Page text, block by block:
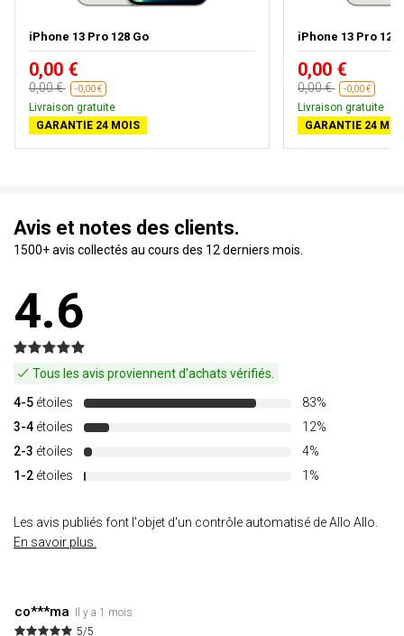
iPhone 13 Pro 128 Go
0,00 €
0,00 € -0,00 €
Livraison gratuite
GARANTIE 24 MOIS
iPhone 13 Pro 128
0,00 €
0,00 € -0,00 €
Livraison gratuite
GARANTIE 24
Avis et notes des clients.
1500+ avis collectés au cours des 12 derniers mois.
4.6
Tous les avis proviennent d'achats vérifiés.
4-5 étoiles
83%
3-4 étoiles
12%
2-3 étoiles
4%
1-2 étoiles 1%
Les avis publiés font l'objet d'un contrôle automatisé de Allo Allo.
En savoir plus.
co***ma
Il y a 1 mois
5/5